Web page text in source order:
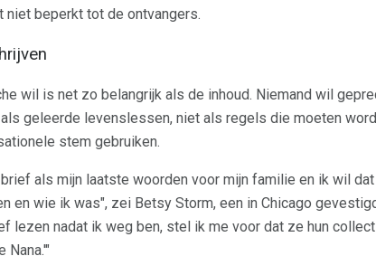
niet beperkt tot de ontvangers.
wil is net zo belangrijk als de inhoud. Niemand wil
geleerde levenslessen, niet als regels die moeten
stem gebruiken.
als mijn laatste woorden voor mijn familie en ik wil
en wie ik was", zei Betsy Storm, een in Chicago
lezen nadat ik weg ben, stel ik me voor dat ze hun
Nana.'"